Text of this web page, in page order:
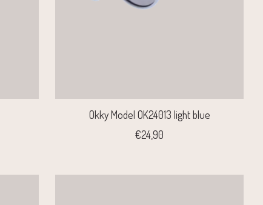
Okky Model OK24013 light blue
€24,90